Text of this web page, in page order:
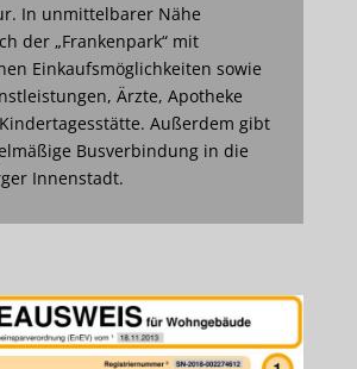
In unmittelbarer Nähe
der „Frankenpark“ mit
Einkaufsmöglichkeiten sowie
Ärzte, Apotheke
Außerdem gibt
Busverbindung in die
Innenstadt.